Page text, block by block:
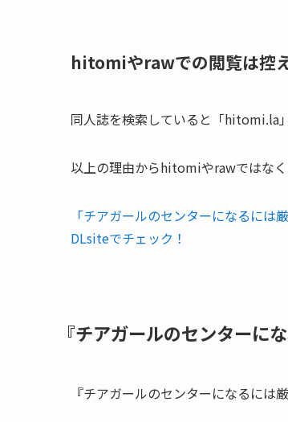
hitomiやrawでの閲覧は控
同人誌を検索していると「hitomi.la
以上の理由からhitomiやrawではな
「チアガールのセンターになるには
DLsiteでチェック！
『チアガールのセンターに
『チアガールのセンターになるには